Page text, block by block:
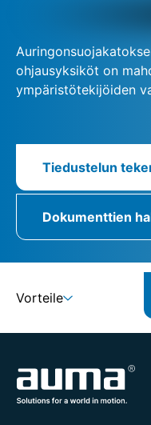
ohjausyksiköt on
ympäristötekijöiden
Tiedustelun
Dokumenttien
Vorteile